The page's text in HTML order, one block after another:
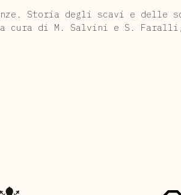
Storia degli scavi e delle
a cura di M. Salvini e S.